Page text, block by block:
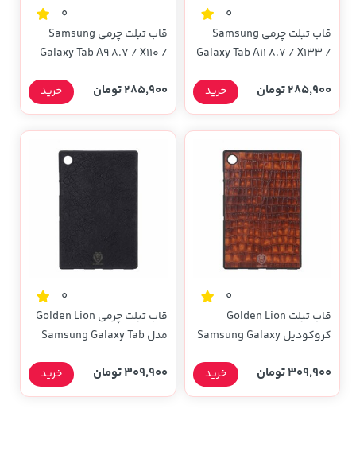
0
قاب تبلت چرمی Samsung
Galaxy Tab A11 8.7 / X133 /
285,900 تومان خرید
0
قاب تبلت چرمی Samsung
Galaxy Tab A9 8.7 / X110 /
285,900 تومان خرید
0
قاب تبلت Golden Lion
کروکودیل Samsung Galaxy
- قهوه ای روشن
309,900 تومان خرید
0
قاب تبلت چرمی Golden Lion
مدل Samsung Galaxy Tab
مشکی
309,900 تومان خرید